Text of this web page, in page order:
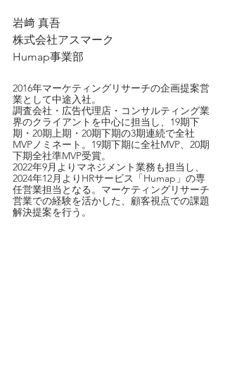
岩﨑 真吾
株式会社アスマーク
Humap事業部
2016年マーケティングリサーチの企画提案営
業として中途入社。
調査会社・広告代理店・コンサルティング業
界のクライアントを中心に担当し、19期下
期・20期上期・20期下期の3期連続で全社
MVPノミネート。19期下期に全社MVP、20期
下期全社準MVP受賞。
2022年9月よりマネジメント業務も担当し、
2024年12月よりHRサービス「Humap」の専
任営業担当となる。マーケティングリサーチ
営業での経験を活かした、顧客視点での課題
解決提案を行う。